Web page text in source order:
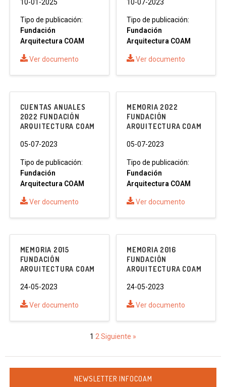
10-01-2025
Tipo de publicación:
Fundación
Arquitectura COAM
Ver documento
10-07-2023
Tipo de publicación:
Fundación
Arquitectura COAM
Ver documento
CUENTAS ANUALES
2022 FUNDACIÓN
ARQUITECTURA COAM
05-07-2023
Tipo de publicación:
Fundación
Arquitectura COAM
Ver documento
MEMORIA 2022
FUNDACIÓN
ARQUITECTURA COAM
05-07-2023
Tipo de publicación:
Fundación
Arquitectura COAM
Ver documento
MEMORIA 2015
FUNDACIÓN
ARQUITECTURA COAM
24-05-2023
Ver documento
MEMORIA 2016
FUNDACIÓN
ARQUITECTURA COAM
24-05-2023
Ver documento
1 2 Siguiente »
NEWSLETTER INFOCOAM